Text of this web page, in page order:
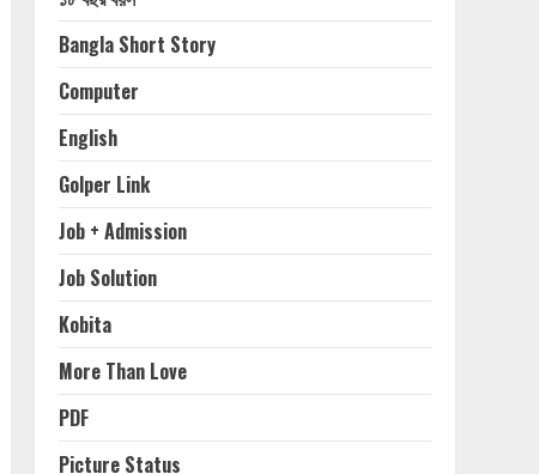
Bangla Short Story
Computer
English
Golper Link
Job + Admission
Job Solution
Kobita
More Than Love
PDF
Picture Status